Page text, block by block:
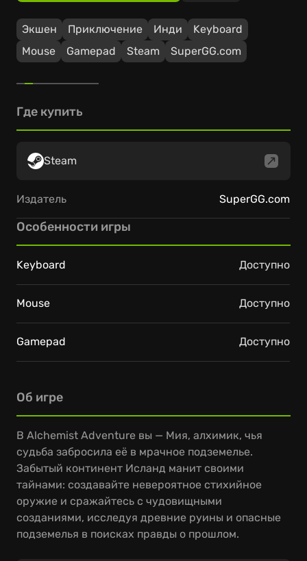
Экшен Приключение Инди
Keyboard
Mouse
Gamepad Steam SuperGG.com
Об игре
В Alchemist Adventure вы — Мия, алхимик, чья
судьба забросила её в мрачное подземелье.
Забытый континент Исланд манит своими
тайнами: создавайте невероятное стихийное
оружие и сражайтесь с чудовищными
созданиями, исследуя древние руины и опасные
подземелья в поисках правды о прошлом.
Где купить
Steam
Издатель SuperGG.com
Особенности игры
Keyboard Доступно
Mouse Доступно
Gamepad Доступно